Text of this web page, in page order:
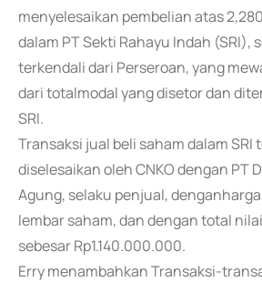
menyelesaikan pembelian atas
dalam PT Sekti Rahayu Indah (SRI),
terkendali dari Perseroan, yang
dari totalmodal yang disetor dan
SRI.
Transaksi jual beli saham dalam SRI
diselesaikan oleh CNKO dengan PT
Agung, selaku penjual,
lembar saham, dan dengan total
sebesar Rp1.140.000.000.
Erry menambahkan Transaksi-